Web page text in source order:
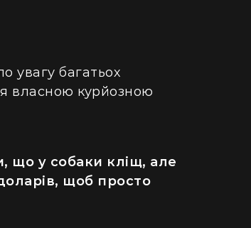
увагу багатьох
власною курйозною
що у собаки кліщ, але
щоб просто